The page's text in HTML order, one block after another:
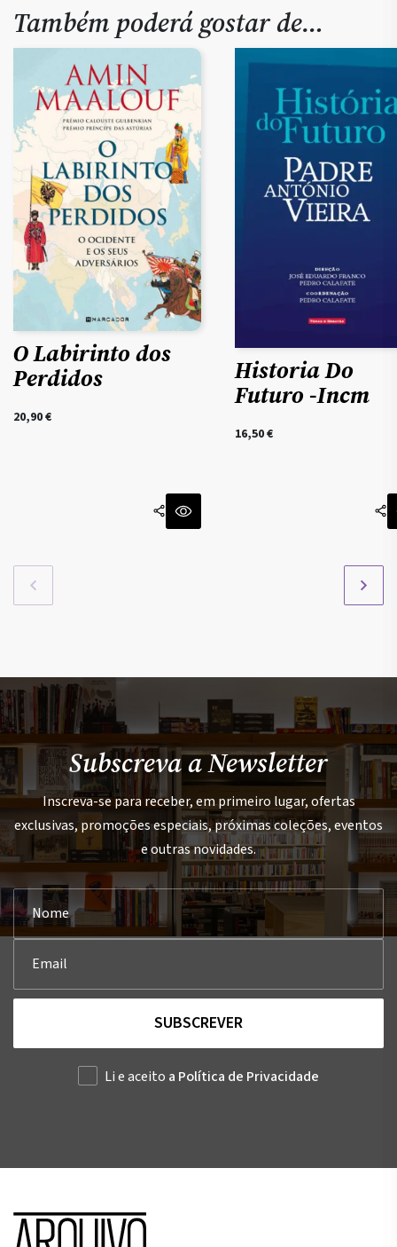
Também poderá gostar de…
O Labirinto dos
Perdidos
20,90€
Historia Do
Futuro -Incm
16,50€
Subscreva a Newsletter
Inscreva-se para receber, em primeiro lugar, ofertas
exclusivas, promoções especiais, próximas coleções, eventos
e outras novidades.
SUBSCREVER
Li e aceito a Política de Privacidade